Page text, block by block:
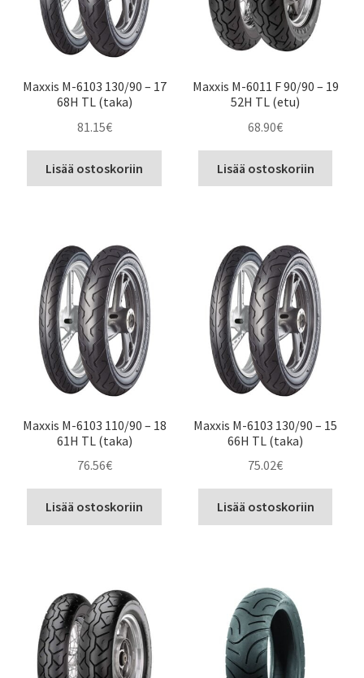
Maxxis M-6103 130/90 – 17
68H TL (taka)
81.15€
Lisää ostoskoriin
Maxxis M-6011 F 90/90 – 19
52H TL (etu)
68.90€
Lisää ostoskoriin
Maxxis M-6103 110/90 – 18
61H TL (taka)
76.56€
Lisää ostoskoriin
Maxxis M-6103 130/90 – 15
66H TL (taka)
75.02€
Lisää ostoskoriin